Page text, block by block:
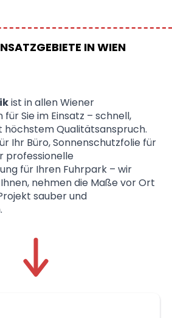
IN WIEN
ist in allen Wiener
Sie im Einsatz – schnell,
höchstem Qualitätsanspruch.
Ihr Büro, Sonnenschutzfolie für
professionelle
für Ihren Fuhrpark – wir
nehmen die Maße vor Ort
sauber und